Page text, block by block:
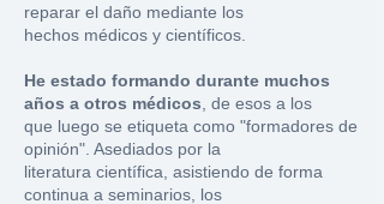
reparar el daño mediante los
hechos médicos y científicos.
He estado formando durante muchos
años a otros médicos , de esos a los
que luego se etiqueta como "formadores de
opinión". Asediados por la
literatura científica, asistiendo de forma
continua a seminarios, los